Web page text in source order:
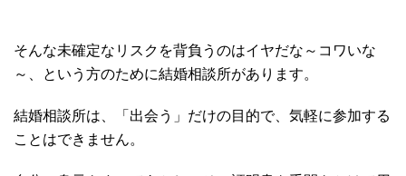
そんな未確定なリスクを背負うのはイヤだな～コワいな
～、という方のために結婚相談所があります。
結婚相談所は、「出会う」だけの目的で、気軽に参加する
ことはできません。